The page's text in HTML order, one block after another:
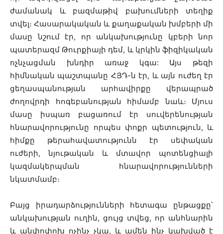
ժամանակ և բազմաթիվ բախումների տեղիք
տվել։ Հասարակական և քաղաքական խմբերի մի
մասը նշում էր, որ անկախությունը կբերի նոր
պատերազմ Թուրքիայի դեմ, և կրկին ֆիզիկական
ոչնչացման խնդիր առաջ կգա: Այս թեզի
հիմնական պաշտպանը ՀՅԴ-ն էր, և այն ուժեղ էր
ցեղասպանության արհավիրքը վերապրած
ժողովրդի հոգեբանության հիմամբ նաև։ Մյուս
մասը իսպառ բացառում էր սուվերենության
հնարավորությունը որպես փոքր պետություն, և
հիմքը թերահավատությունն էր սեփական
ուժերի, նյութական և մտավոր պոտենցիալի
կազմակերպման հնարավորությունների
նկատմամբ։
Բայց իրադարձությունների հետագա ընթացքը՝
անկախության ուղին, ցույց տվեց, որ անհնարին
և անփոփոխ ոչինչ չկա, և ամեն ինչ կախված է